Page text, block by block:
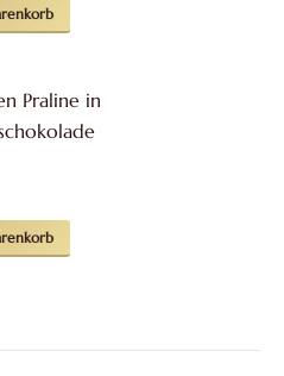
Praline in